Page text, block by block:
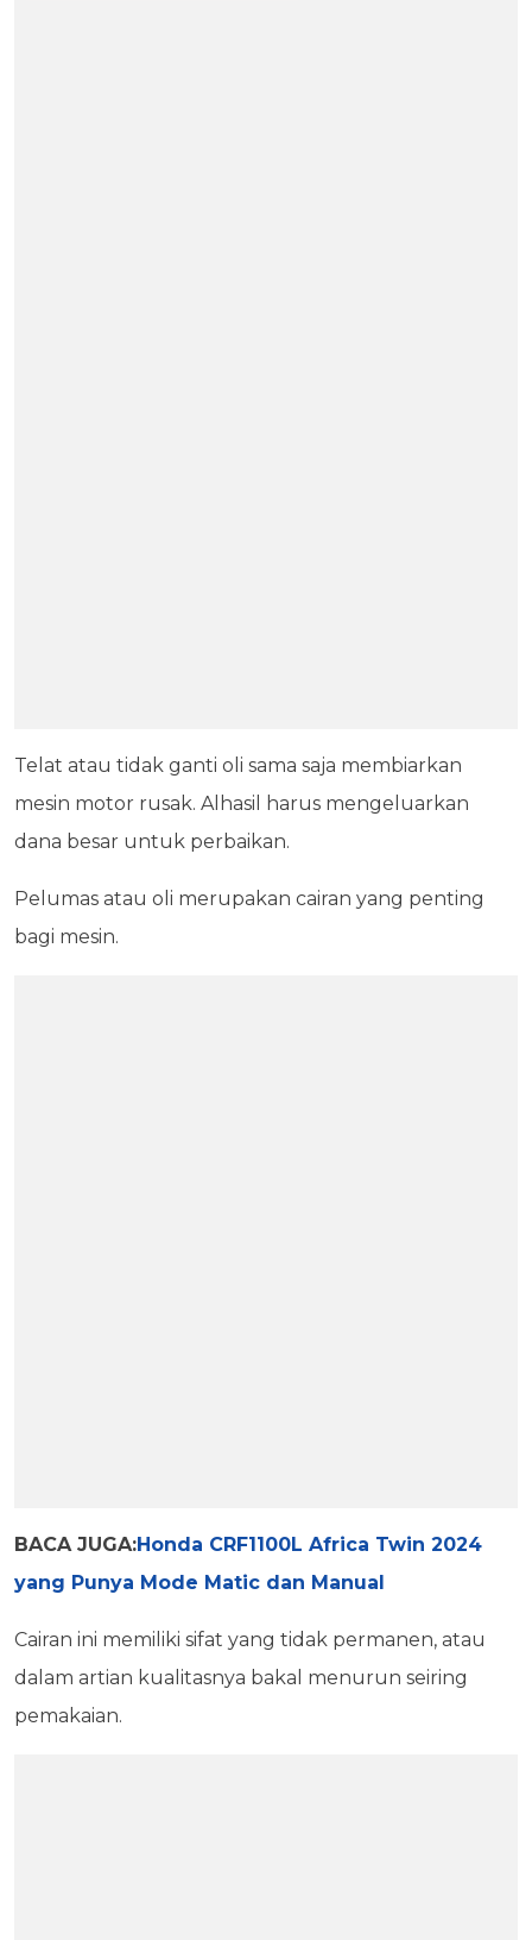
Telat atau tidak ganti oli sama saja membiarkan
mesin motor rusak. Alhasil harus mengeluarkan
dana besar untuk perbaikan.
Pelumas atau oli merupakan cairan yang penting
bagi mesin.
BACA JUGA:Honda CRF1100L Africa Twin 2024
yang Punya Mode Matic dan Manual
Cairan ini memiliki sifat yang tidak permanen, atau
dalam artian kualitasnya bakal menurun seiring
pemakaian.